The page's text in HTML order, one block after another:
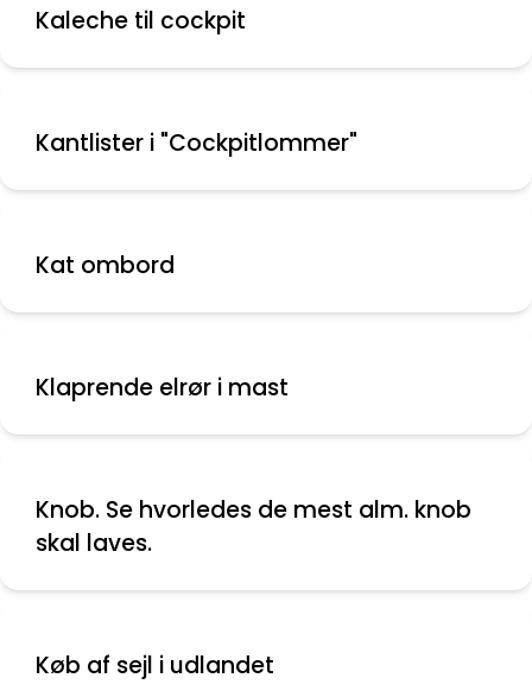
Kaleche til cockpit
Kantlister i "Cockpitlommer"
Kat ombord
Klaprende elrør i mast
Knob. Se hvorledes de mest alm. knob
skal laves.
Køb af sejl i udlandet